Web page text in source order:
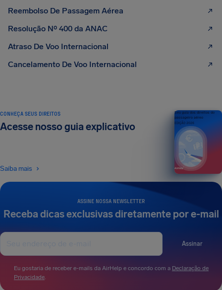
Reembolso De Passagem Aérea
Resolução Nº 400 da ANAC
Atraso De Voo Internacional
Cancelamento De Voo Internacional
ASSINE NOSSA NEWSLETTER
Receba dicas exclusivas diretamente por e-mail
Assinar
Eu gostaria de receber e-mails da AirHelp e concordo com a Declaração de
Privacidade.
CONHEÇA SEUS DIREITOS
Acesse nosso guia explicativo
Saiba mais
Seu guia dos direitos do
passageiro aéreo
EDIÇÃO 2026